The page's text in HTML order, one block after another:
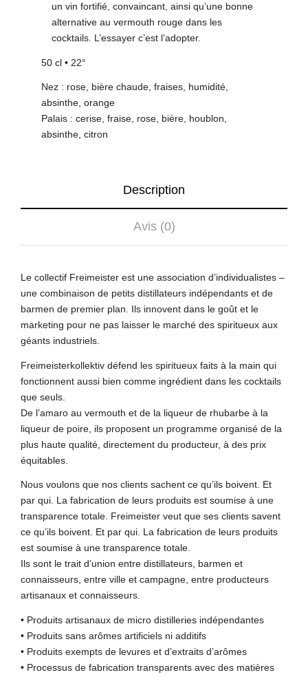
un vin fortifié, convaincant, ainsi qu’une bonne
alternative au vermouth rouge dans les
cocktails. L’essayer c’est l’adopter.
50 cl • 22°
Nez : rose, bière chaude, fraises, humidité,
absinthe, orange
Palais : cerise, fraise, rose, bière, houblon,
absinthe, citron
Description
Avis (0)
Le collectif Freimeister est une association d’individualistes –
une combinaison de petits distillateurs indépendants et de
barmen de premier plan. Ils innovent dans le goût et le
marketing pour ne pas laisser le marché des spiritueux aux
géants industriels.
Freimeisterkollektiv défend les spiritueux faits à la main qui
fonctionnent aussi bien comme ingrédient dans les cocktails
que seuls.
De l’amaro au vermouth et de la liqueur de rhubarbe à la
liqueur de poire, ils proposent un programme organisé de la
plus haute qualité, directement du producteur, à des prix
équitables.
Nous voulons que nos clients sachent ce qu’ils boivent. Et
par qui. La fabrication de leurs produits est soumise à une
transparence totale. Freimeister veut que ses clients savent
ce qu’ils boivent. Et par qui. La fabrication de leurs produits
est soumise à une transparence totale.
Ils sont le trait d’union entre distillateurs, barmen et
connaisseurs, entre ville et campagne, entre producteurs
artisanaux et connaisseurs.
• Produits artisanaux de micro distilleries indépendantes
• Produits sans arômes artificiels ni additifs
• Produits exempts de levures et d’extraits d’arômes
• Processus de fabrication transparents avec des matières